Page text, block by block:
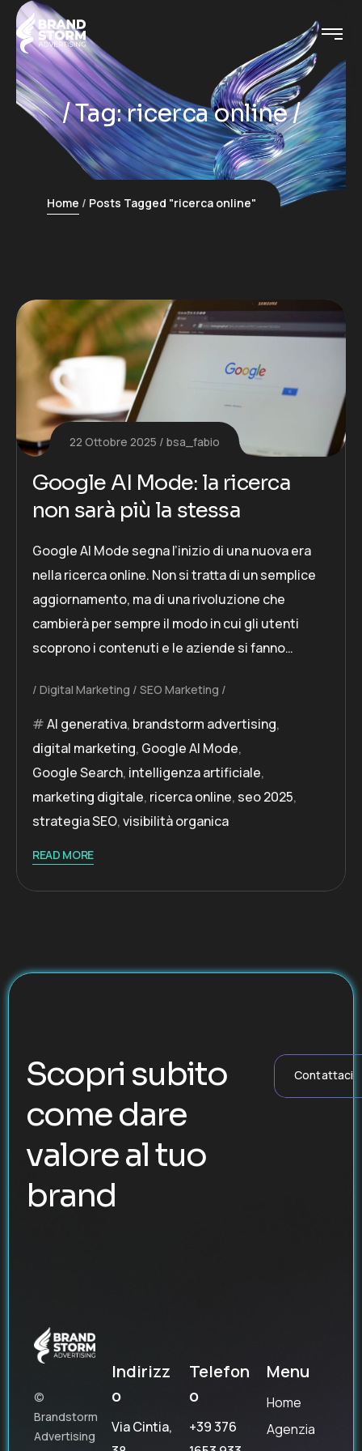
Tag:ricerca online
Home Posts Tagged "ricerca online"
22 Ottobre 2025 bsa_fabio
Google AI Mode: la ricerca
non sarà più la stessa
Google AI Mode segna l’inizio di una nuova era
nella ricerca online. Non si tratta di un semplice
aggiornamento, ma di una rivoluzione che
cambierà per sempre il modo in cui gli utenti
scoprono i contenuti e le aziende si fanno…
Digital Marketing SEO Marketing
AI generativa, brandstorm advertising,
digital marketing, Google AI Mode,
Google Search, intelligenza artificiale,
marketing digitale, ricerca online, seo 2025,
strategia SEO,visibilità organica
READ MORE
Scopri subito
come dare
valore al tuo
brand
Contattaci
©
Brandstorm
Advertising
Indirizz
o
Via Cintia,
Telefon
o
+39 376
Menu
Home
Agenzia